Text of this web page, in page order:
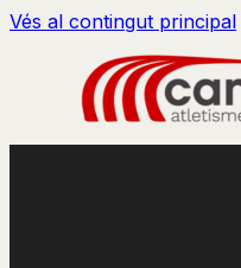
Vés al contingut principal